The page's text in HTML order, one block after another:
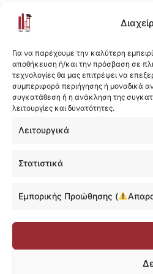
Για να παρέχουμε την καλύτερη
αποθήκευση ή/και την πρόσβαση σε
τεχνολογίες θα μας επιτρέψει να
συμπεριφορά περιήγησης ή μοναδικά
συγκατάθεση ή η ανάκληση της
λειτουργίες και δυνατότητες.
Λειτουργικά
Στατιστικά
Εμπορικής Προώθησης (